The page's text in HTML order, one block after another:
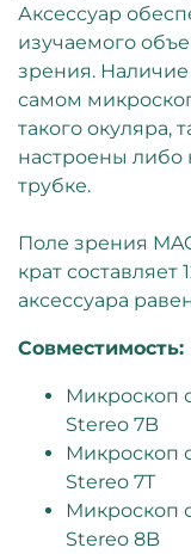
Аксессуар
изучаемого
зрения.
самом
такого окуляра,
настроены либо
трубке.
Поле зрения
крат составляет
аксессуара
Совместимость:
Микроскоп
Stereo 7B
Микроскоп
Stereo 7T
Микроскоп
Stereo 8B